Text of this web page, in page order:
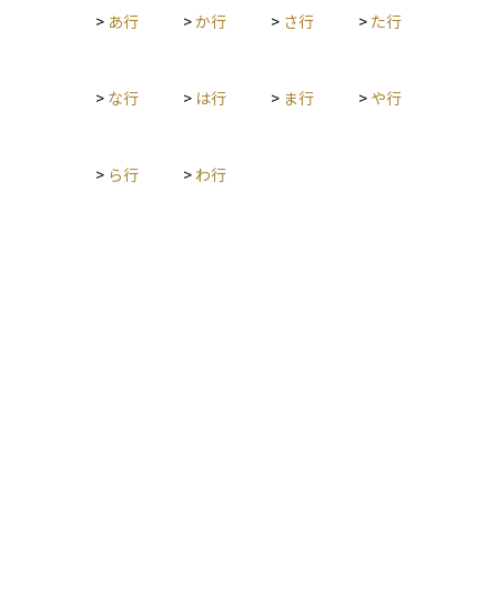
> あ行 >か行 > さ行 > た行
> な行 > は行 > ま行 > や行
> ら行 > わ行